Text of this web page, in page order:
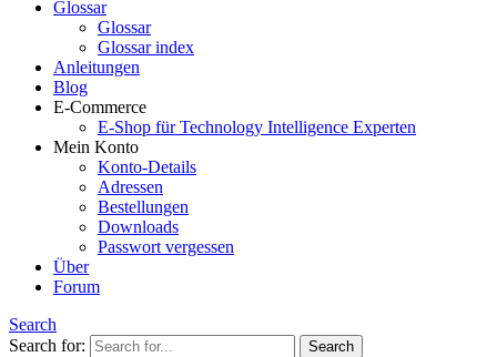
Glossar
Glossar
Glossar index
Anleitungen
Blog
E-Commerce
E-Shop für Technology Intelligence Experten
Mein Konto
Konto-Details
Adressen
Bestellungen
Downloads
Passwort vergessen
Über
Forum
Search
Search for: